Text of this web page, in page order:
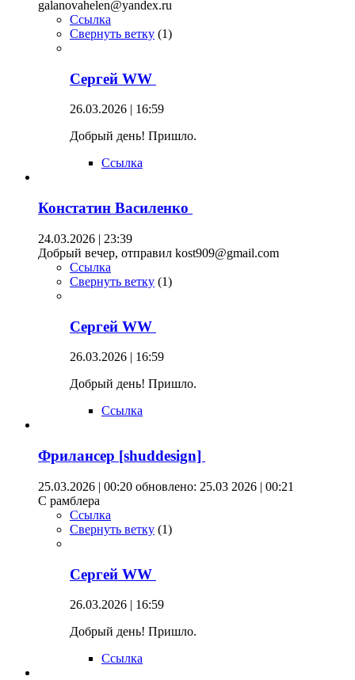
galanovahelen@yandex.ru
Ссылка
Свернуть ветку (1)
Сергей WW
26.03.2026 | 16:59
Добрый день! Пришло.
Ссылка
Констатин Василенко
24.03.2026 | 23:39
Добрый вечер, отправил kost909@gmail.com
Ссылка
Свернуть ветку (1)
Сергей WW
26.03.2026 | 16:59
Добрый день! Пришло.
Ссылка
Фрилансер [shuddesign]
25.03.2026 | 00:20 обновлено: 25.03 2026 | 00:21
С рамблера
Ссылка
Свернуть ветку (1)
Сергей WW
26.03.2026 | 16:59
Добрый день! Пришло.
Ссылка